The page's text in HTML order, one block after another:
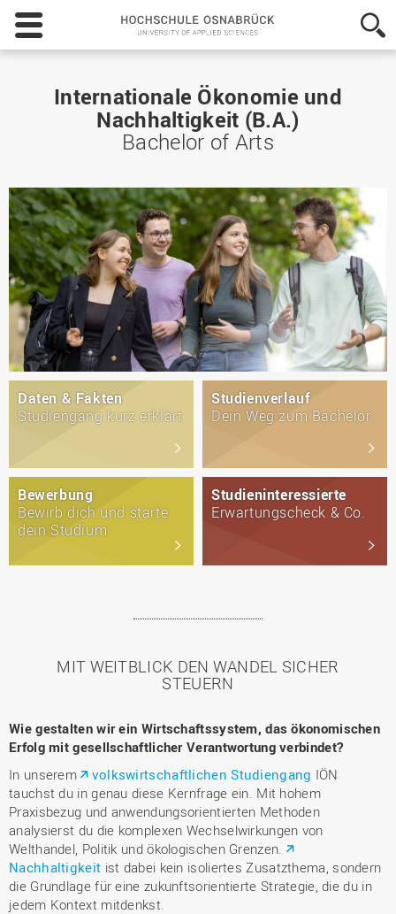
Hochschule
Osnabrück
-
Applied
Internationale Ökonomie und
Nachhaltigkeit (B.A.)
Bachelor of Arts
Daten & Fakten
Studiengang kurz erklärt
Studienverlauf
Dein Weg zum Bachelor
Bewerbung
Bewirb dich und starte
dein Studium
Studieninteressierte
Erwartungscheck & Co.
MIT WEITBLICK DEN WANDEL SICHER
STEUERN
Wie gestalten wir ein Wirtschaftssystem, das ökonomischen
Erfolg mit gesellschaftlicher Verantwortung verbindet?
In unserem
volkswirtschaftlichen Studiengang IÖN
tauchst du in genau diese Kernfrage ein. Mit hohem
Praxisbezug und anwendungsorientierten Methoden
analysierst du die komplexen Wechselwirkungen von
Welthandel, Politik und ökologischen Grenzen.
Nachhaltigkeit ist dabei kein isoliertes Zusatzthema, sondern
die Grundlage für eine zukunftsorientierte Strategie, die du in
jedem Kontext mitdenkst.